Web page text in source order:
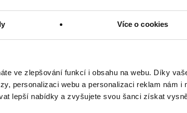
Více o cookies
ve zlepšování funkcí i obsahu na webu. Díky
personalizaci webu a personalizaci reklam nám i
lepší nabídky a zvyšujete svou šanci získat
Výlep plakátů
radhoštěm -...
Doučujte s námi až
Výlep plakátů nový
víkendy...